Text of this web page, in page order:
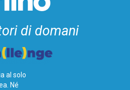
di domani
al solo
Né